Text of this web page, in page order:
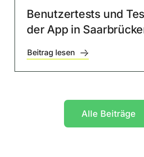
Benutzertests und
der App in
Beitrag lesen
Alle Beiträge